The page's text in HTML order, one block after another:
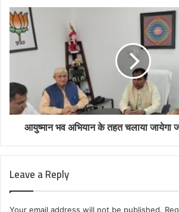
आयुष्मान भव अभियान के तहत चलाया जायेगा
Leave a Reply
Your email address will not be published.